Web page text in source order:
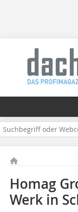
Homag
Werk in